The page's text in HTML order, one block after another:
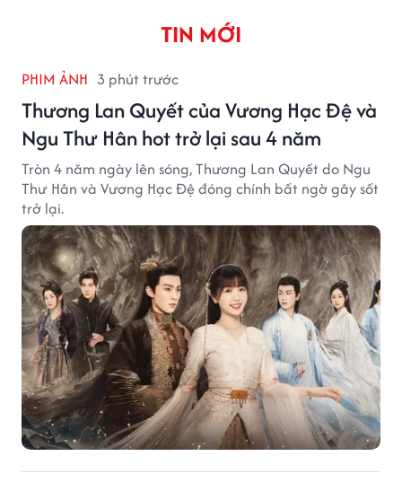
TIN MỚI
PHIM ẢNH 3 phút trước
Thương Lan Quyết của Vương Hạc Đệ và
Ngu Thư Hân hot trở lại sau 4 năm
Tròn 4 năm ngày lên sóng, Thương Lan Quyết do Ngu
Thư Hân và Vương Hạc Đệ đóng chính bất ngờ gây sốt
trở lại.